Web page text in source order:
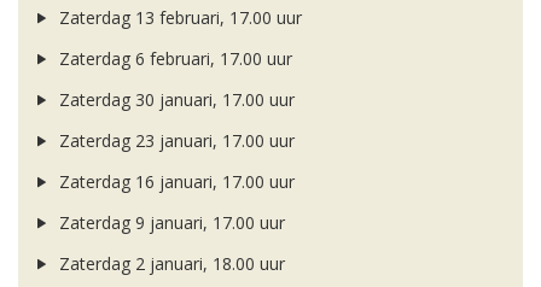
Zaterdag 13 februari, 17.00 uur
Zaterdag 6 februari, 17.00 uur
Zaterdag 30 januari, 17.00 uur
Zaterdag 23 januari, 17.00 uur
Zaterdag 16 januari, 17.00 uur
Zaterdag 9 januari, 17.00 uur
Zaterdag 2 januari, 18.00 uur